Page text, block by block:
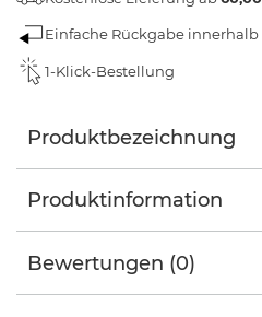
Einfache Rückgabe innerhalb
1-Klick-Bestellung
Produktbezeichnung
Produktinformation
Bewertungen (0)